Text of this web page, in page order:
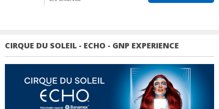
CIRQUE DU SOLEIL - ECHO - GNP EXPERIENCE